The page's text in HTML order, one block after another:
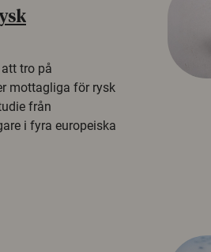
tro på
mottagliga för rysk
från
i fyra europeiska